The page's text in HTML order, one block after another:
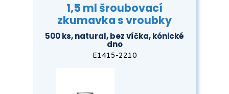
1,5 ml šroubovací
zkumavka s vroubky
500 ks, natural, bez víčka, kónické
dno
E1415-2210